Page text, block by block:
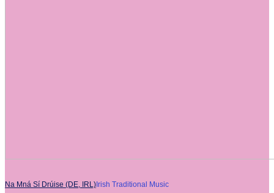
Na Mná Sí Drúise (DE, IRL) Irish Traditional Music